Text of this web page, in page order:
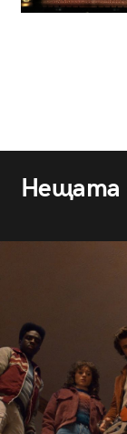
Нещата